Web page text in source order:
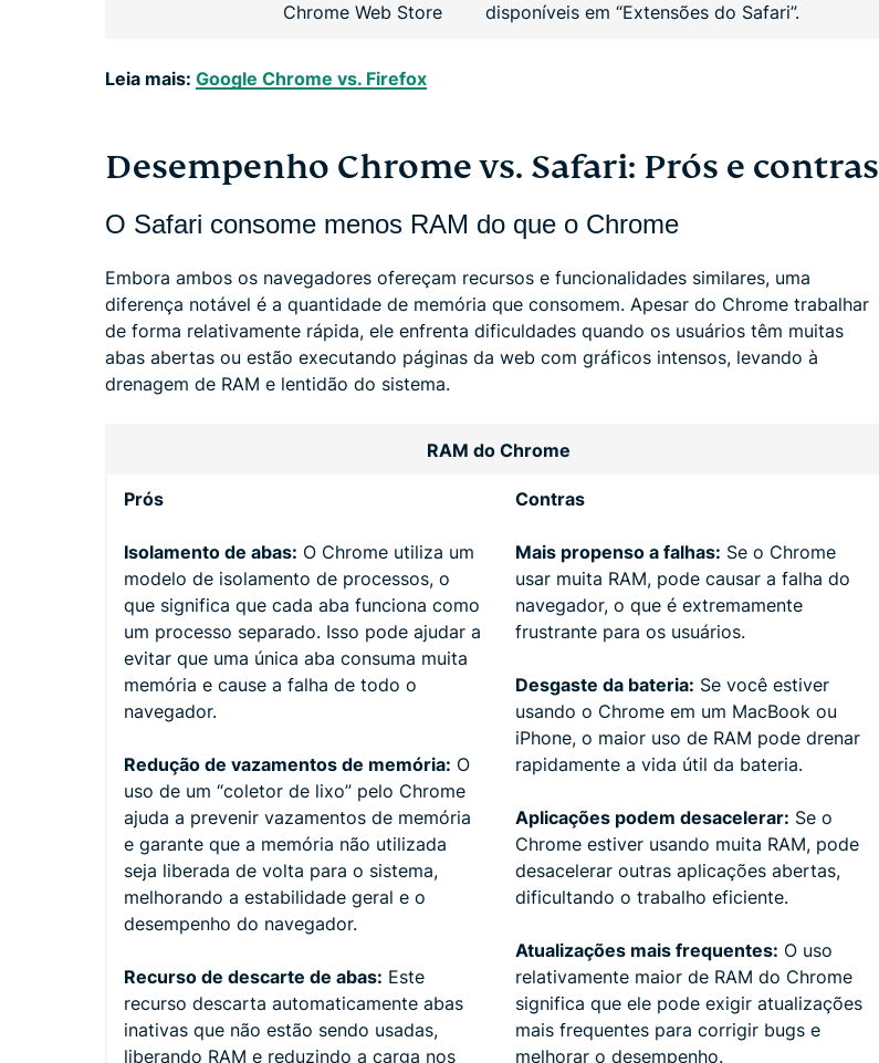
Chrome Web Store
disponíveis em “Extensões do Safari”.
Leia mais: Google Chrome vs. Firefox
Desempenho Chrome vs. Safari: Prós e contras
O Safari consome menos RAM do que o Chrome
Embora ambos os navegadores ofereçam recursos e funcionalidades similares, uma
diferença notável é a quantidade de memória que consomem. Apesar do Chrome trabalhar
de forma relativamente rápida, ele enfrenta dificuldades quando os usuários têm muitas
abas abertas ou estão executando páginas da web com gráficos intensos, levando à
drenagem de RAM e lentidão do sistema.
RAM do Chrome
Prós
Isolamento de abas: O Chrome utiliza um
modelo de isolamento de processos, o
que significa que cada aba funciona como
um processo separado. Isso pode ajudar a
evitar que uma única aba consuma muita
memória e cause a falha de todo o
navegador.
Redução de vazamentos de memória: O
uso de um “coletor de lixo” pelo Chrome
ajuda a prevenir vazamentos de memória
e garante que a memória não utilizada
seja liberada de volta para o sistema,
melhorando a estabilidade geral e o
desempenho do navegador.
Recurso de descarte de abas: Este
recurso descarta automaticamente abas
inativas que não estão sendo usadas,
liberando RAM e reduzindo a carga nos
Contras
Mais propenso a falhas: Se o Chrome
usar muita RAM, pode causar a falha do
navegador, o que é extremamente
frustrante para os usuários.
Desgaste da bateria: Se você estiver
usando o Chrome em um MacBook ou
iPhone, o maior uso de RAM pode drenar
rapidamente a vida útil da bateria.
Aplicações podem desacelerar: Se o
Chrome estiver usando muita RAM, pode
desacelerar outras aplicações abertas,
dificultando o trabalho eficiente.
Atualizações mais frequentes: O uso
relativamente maior de RAM do Chrome
significa que ele pode exigir atualizações
mais frequentes para corrigir bugs e
melhorar o desempenho.